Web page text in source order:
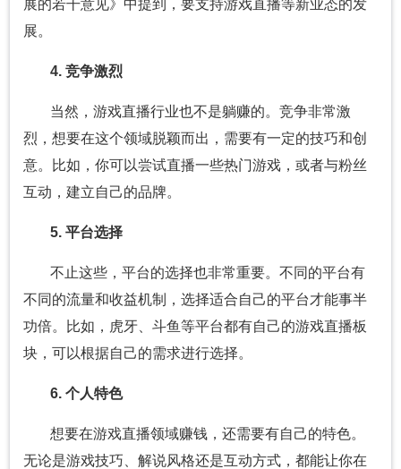
展的若干意见》中提到，要支持游戏直播等新业态的发
展。
4. 竞争激烈
当然，游戏直播行业也不是躺赚的。竞争非常激
烈，想要在这个领域脱颖而出，需要有一定的技巧和创
意。比如，你可以尝试直播一些热门游戏，或者与粉丝
互动，建立自己的品牌。
5. 平台选择
不止这些，平台的选择也非常重要。不同的平台有
不同的流量和收益机制，选择适合自己的平台才能事半
功倍。比如，虎牙、斗鱼等平台都有自己的游戏直播板
块，可以根据自己的需求进行选择。
6. 个人特色
想要在游戏直播领域赚钱，还需要有自己的特色。
无论是游戏技巧、解说风格还是互动方式，都能让你在